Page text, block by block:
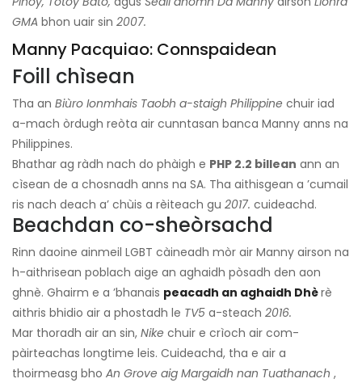
GMA bhon uair sin 2007.
Manny Pacquiao: Connspaidean
Foill chìsean
Tha an Biùro Ionmhais Taobh a-staigh Philippine chuir iad
a-mach òrdugh reòta air cunntasan banca Manny anns na
Philippines.
Bhathar ag ràdh nach do phàigh e PHP 2.2 billean ann an
cìsean de a chosnadh anns na SA. Tha aithisgean a ’cumail
ris nach deach a’ chùis a rèiteach gu 2017. cuideachd.
Beachdan co-sheòrsachd
Rinn daoine ainmeil LGBT càineadh mòr air Manny airson na
h-aithrisean poblach aige an aghaidh pòsadh den aon
ghnè. Ghairm e a ’bhanais peacadh an aghaidh Dhèrè
aithris bhidio air a phostadh le TV5 a-steach 2016.
Mar thoradh air an sin, Nike chuir e crìoch air com-
pàirteachas longtime leis. Cuideachd, tha e air a
thoirmeasg bho An Grove aig Margaidh nan Tuathanach ,